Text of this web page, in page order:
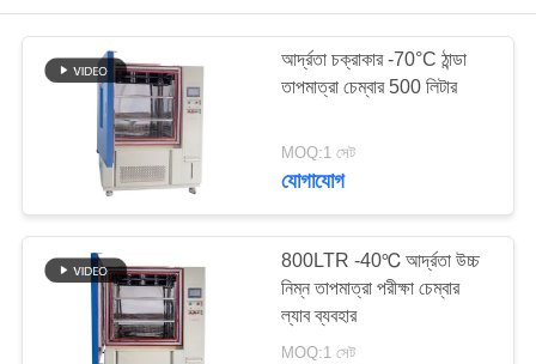
পণ্য
কারখানা
ভ্রমণ
তাপমাত্রা আর্দ্রতা চেম্বার
আর্দ্রতা পরীক্ষা চেম্বার
56
আর্দ্রতা চক্রাকার -70°C ঠান্ডা
তাপমাত্রা চেম্বার 500 লিটার
MOQ:1 সেট
যোগাযোগ
800LTR -40℃ আর্দ্রতা উচ্চ
নিম্ন তাপমাত্রা পরীক্ষা চেম্বার
ল্যাব ব্যবহার
MOQ:1 সেট